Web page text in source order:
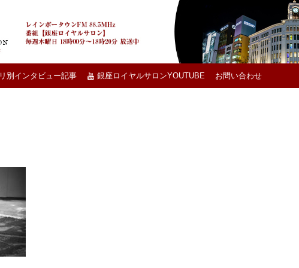
別インタビュー記事 銀座ロイヤルサロンYOUTUBE お問い合わせ